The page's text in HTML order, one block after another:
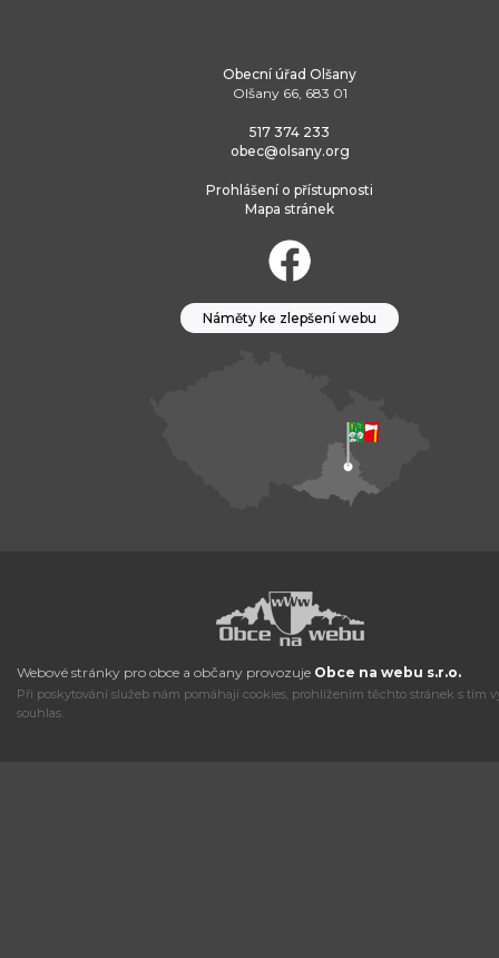
Obecní úřad Olšany
Olšany 66, 683 01
517 374 233
obec@olsany.org
Prohlášení o přístupnosti
Mapa stránek
Náměty ke zlepšení webu
Webové stránky pro obce a občany provozuje Obce na webu s.r.o.
Při poskytování služeb nám pomáhají cookies, prohlížením těchto stránek s tím
souhlas.